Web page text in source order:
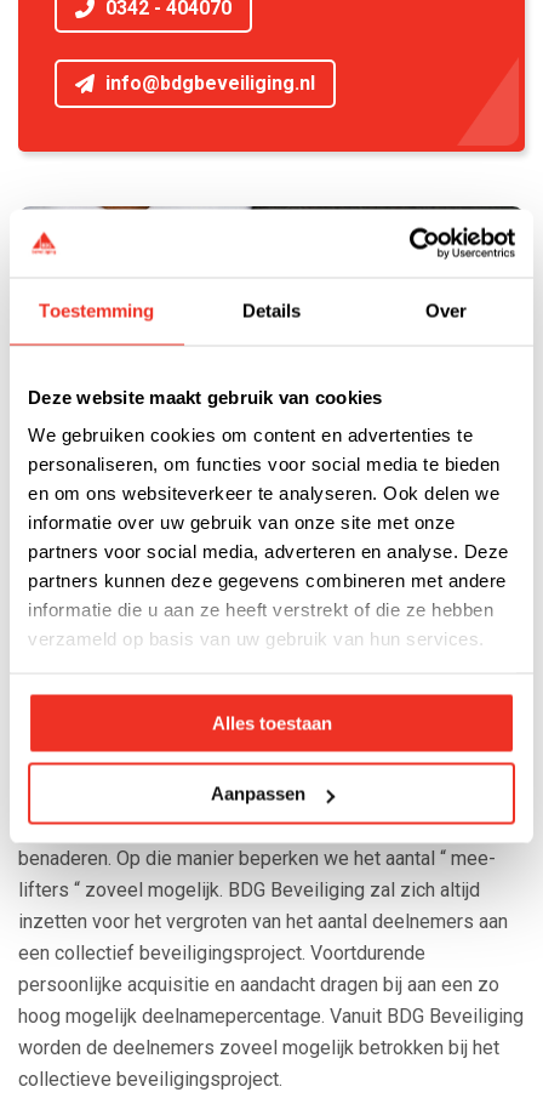
Toestemming Details Over
Deze website maakt gebruik van cookies
We gebruiken cookies om content en advertenties te
personaliseren, om functies voor social media te bieden
en om ons websiteverkeer te analyseren. Ook delen we
informatie over uw gebruik van onze site met onze
partners voor social media, adverteren en analyse. Deze
partners kunnen deze gegevens combineren met andere
informatie die u aan ze heeft verstrekt of die ze hebben
verzameld op basis van uw gebruik van hun services.
Alles toestaan
Aanpassen
0342 - 404070
info@bdgbeveiliging.nl
Deelnemersaantallen
afneemt zal BDG Beveiliging een commercieel plan
opstellen. Dit plan is specifiek gericht op het project waarbij
een hoger deelnamepercentage gewenst is. Vervolgens
gaan onze commerciële medewerkers op basis van hun
ervaring en het opgestelde plan alle niet-deelnemers
benaderen. Op die manier beperken we het aantal “ mee-
lifters “ zoveel mogelijk. BDG Beveiliging zal zich altijd
inzetten voor het vergroten van het aantal deelnemers aan
een collectief beveiligingsproject. Voortdurende
persoonlijke acquisitie en aandacht dragen bij aan een zo
hoog mogelijk deelnamepercentage. Vanuit BDG Beveiliging
worden de deelnemers zoveel mogelijk betrokken bij het
collectieve beveiligingsproject.